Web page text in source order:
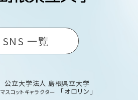
SNS 一覧
公立大学法人 島根県立大学
マスコットキャラクター 「オロリン」